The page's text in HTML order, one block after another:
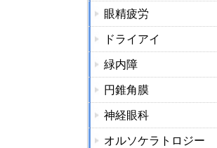
眼精疲労
ドライアイ
緑内障
円錐角膜
神経眼科
オルソケラトロジー